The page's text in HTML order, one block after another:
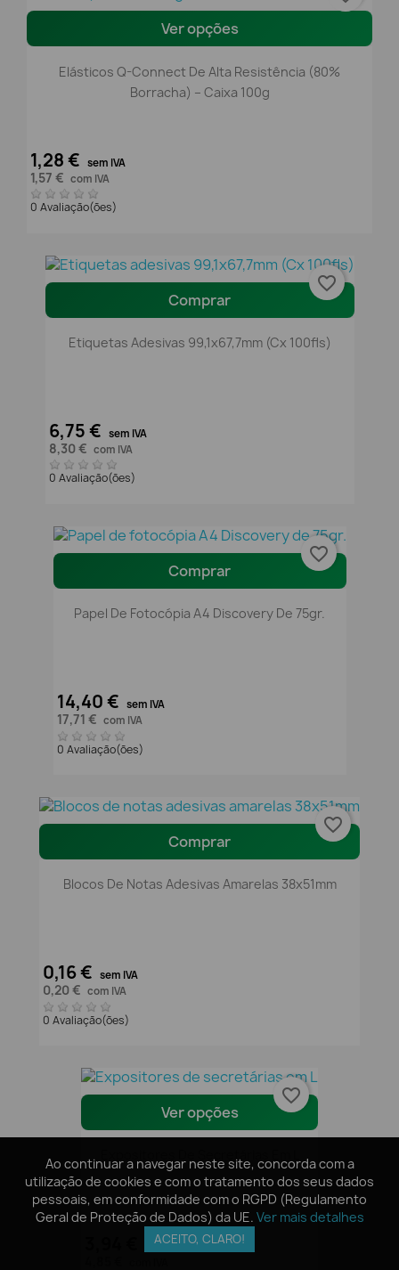
Ao continuar a navegar neste site, concorda com a
utilização de cookies e com o tratamento dos seus dados
pessoais, em conformidade com o RGPD (Regulamento
Geral de Proteção de Dados) da UE. Ver mais detalhes
ACEITO, CLARO!
Ver opções
Elásticos Q-Connect De Alta Resistência (80%
Borracha) – Caixa 100g
1,28 € sem IVA
1,57 € com IVA
0 Avaliação(ões)
Comprar
Etiquetas Adesivas 99,1x67,7mm (Cx 100fls)
6,75 € sem IVA
8,30 € com IVA
0 Avaliação(ões)
favorite_border
Comprar
Papel De Fotocópia A4 Discovery De 75gr.
14,40 € sem IVA
17,71 € com IVA
0 Avaliação(ões)
favorite_border
Comprar
Blocos De Notas Adesivas Amarelas 38x51mm
0,16 € sem IVA
0,20 € com IVA
0 Avaliação(ões)
favorite_border
Ver opções
Expositores De Secretárias Em L
sem IVA
favorite_border
Ao continuar a navegar neste site, concorda com a
utilização de cookies e com o tratamento dos seus dados
pessoais, em conformidade com o RGPD (Regulamento
Geral de Proteção de Dados) da UE. Ver mais detalhes
ACEITO, CLARO!